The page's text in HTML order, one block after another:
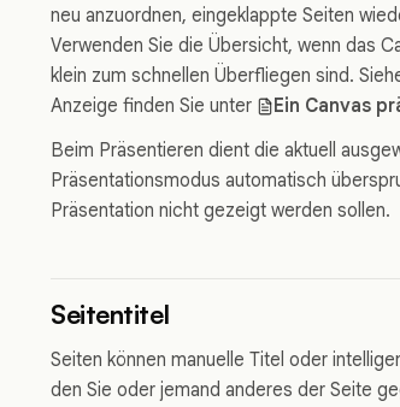
neu anzuordnen, eingeklappte Seiten
Verwenden Sie die Übersicht, wenn das
klein zum schnellen Überfliegen sind.
Anzeige finden Sie unter
Ein Canvas
Beim Präsentieren dient die aktuell
Präsentationsmodus automatisch
Präsentation nicht gezeigt werden sollen.
Seitentitel
Seiten können manuelle Titel oder
den Sie oder jemand anderes der Seite